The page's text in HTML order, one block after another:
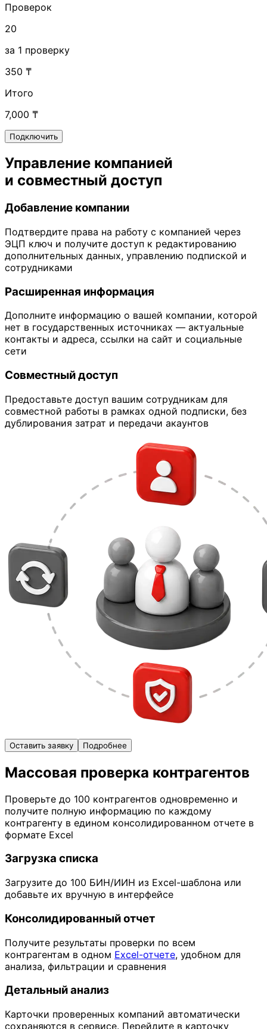
Проверок
20
за 1 проверку
350 ₸
Итого
7,000 ₸
Подключить
Управление компанией
и совместный доступ
Добавление компании
Подтвердите права на работу с компанией через
ЭЦП ключ и получите доступ к редактированию
дополнительных данных, управлению подпиской и
сотрудниками
Расширенная информация
Дополните информацию о вашей компании, которой
нет в государственных источниках — актуальные
контакты и адреса, ссылки на сайт и социальные
сети
Совместный доступ
Предоставьте доступ вашим сотрудникам для
совместной работы в рамках одной подписки, без
дублирования затрат и передачи акаунтов
Оставить заявку Подробнее
Массовая проверка контрагентов
Проверьте до 100 контрагентов одновременно и
получите полную информацию по каждому
контрагенту в едином консолидированном отчете в
формате Excel
Загрузка списка
Загрузите до 100 БИН/ИИН из Excel-шаблона или
добавьте их вручную в интерфейсе
Консолидированный отчет
Получите результаты проверки по всем
контрагентам в одном Excel-отчете, удобном для
анализа, фильтрации и сравнения
Детальный анализ
Карточки проверенных компаний автоматически
сохраняются в сервисе. Перейдите в карточку